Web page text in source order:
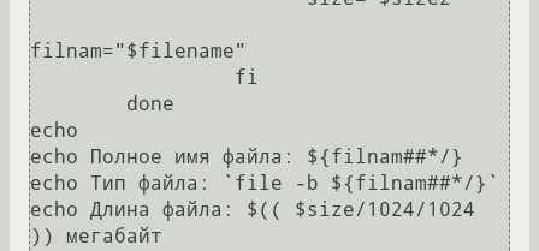
filnam="$filename"
echo
echo Полное имя файла: ${filnam##*/}
echo Тип файла: `file -b ${filnam##*/}`
echo Длина файла: $(( $size/1024/1024
)) мегабайт